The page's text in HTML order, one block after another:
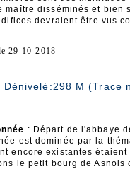
maître disséminés et bien
devraient être vus
29-10-2018
M (Trace
: Départ de l'abbaye
est dominée par la
encore existantes
le petit bourg de